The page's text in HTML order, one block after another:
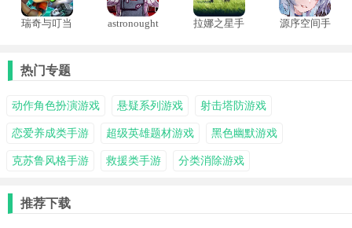
瑞奇与叮当
astronought
拉娜之星手
源序空间手
热门专题
动作角色扮演游戏 悬疑系列游戏 射击塔防游戏
恋爱养成类手游 超级英雄题材游戏 黑色幽默游戏
克苏鲁风格手游 救援类手游 分类消除游戏
推荐下载